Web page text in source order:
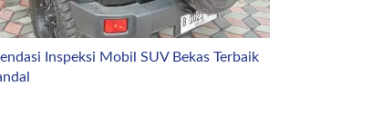
Inspeksi Mobil SUV Bekas Terbaik